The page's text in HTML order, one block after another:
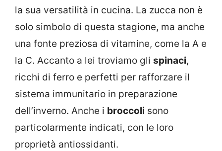
la sua versatilità in cucina. La zucca non è
solo simbolo di questa stagione, ma anche
una fonte preziosa di vitamine, come la A e
la C. Accanto a lei troviamo gli spinaci,
ricchi di ferro e perfetti per rafforzare il
sistema immunitario in preparazione
dell’inverno. Anche i broccoli sono
particolarmente indicati, con le loro
proprietà antiossidanti.